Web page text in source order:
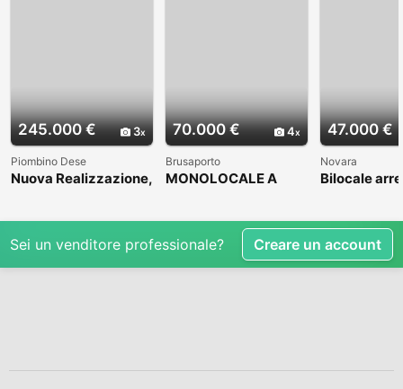
245.000 € 3
Piombino Dese
Nuova Realizzazione,
70.000 € 4
Brusaporto
MONOLOCALE A
47.000 €
Novara
Bilocale
Sei un venditore professionale? Creare un account